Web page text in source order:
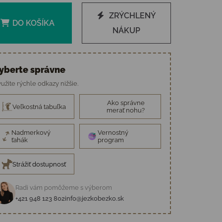
DO KOŠÍKA
ZRÝCHLENÝ
NÁKUP
správne
rýchle odkazy nižšie.
Veľkostná tabuľka
Ako správne
merať nohu?
Nadmerkový
ťahák
Vernostný
program
Strážiť dostupnosť
Radi vám pomôžeme s výberom
+421 948 123 802info@jezkobezko.sk